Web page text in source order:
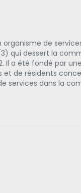
organisme de
qui dessert la
Il a été fondé par
de résidents
services dans la